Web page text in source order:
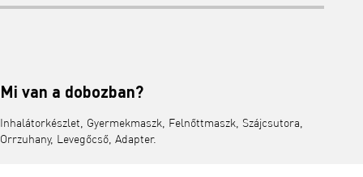
Mi van a dobozban?
Inhalátorkészlet, Gyermekmaszk, Felnőttmaszk, Szájcsutora,
Orrzuhany, Levegőcső, Adapter.